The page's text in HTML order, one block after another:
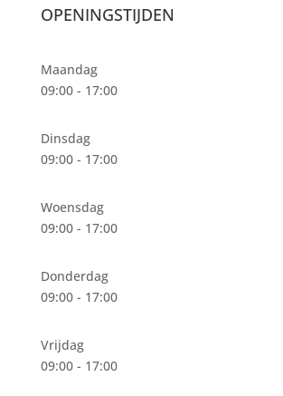
OPENINGSTIJDEN
Maandag
09:00 - 17:00
Dinsdag
09:00 - 17:00
Woensdag
09:00 - 17:00
Donderdag
09:00 - 17:00
Vrijdag
09:00 - 17:00